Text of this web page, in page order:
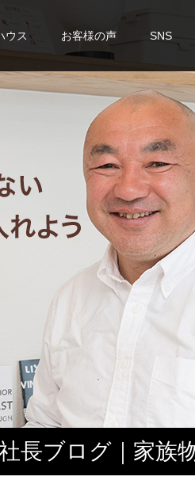
ウス お客様の声 SNS
長ブログ｜家族